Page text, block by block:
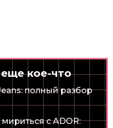
кое-что
полный разбор
с ADOR: